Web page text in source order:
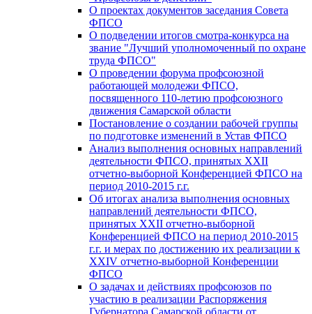
О проектах документов заседания Совета
ФПСО
О подведении итогов смотра-конкурса на
звание "Лучший уполномоченный по охране
труда ФПСО"
О проведении форума профсоюзной
работающей молодежи ФПСО,
посвященного 110-летию профсоюзного
движения Самарской области
Постановление о создании рабочей группы
по подготовке изменений в Устав ФПСО
Анализ выполнения основных направлений
деятельности ФПСО, принятых XXII
отчетно-выборной Конференцией ФПСО на
период 2010-2015 г.г.
Об итогах анализа выполнения основных
направлений деятельности ФПСО,
принятых XXII отчетно-выборной
Конференцией ФПСО на период 2010-2015
г.г. и мерах по достижению их реализации к
XXIV отчетно-выборной Конференции
ФПСО
О задачах и действиях профсоюзов по
участию в реализации Распоряжения
Губернатора Самарской области от